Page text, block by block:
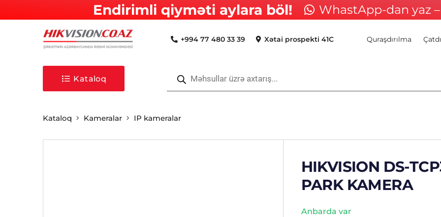
Endirimli qiyməti aylara böl! WhastApp-dan yaz
+994 77 480 33 39 Xətai prospekti 41C Quraşdırılma
Kataloq
search
Kataloq Kameralar IP kameralar
HIKVISION DS-
PARK KAMERA
Anbarda var